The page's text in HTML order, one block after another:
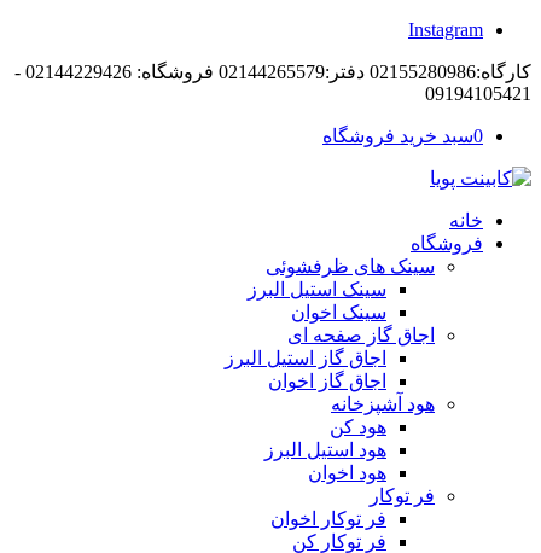
Instagram
کارگاه:02155280986 دفتر:02144265579 فروشگاه: 02144229426 -
09194105421
0سبد خرید فروشگاه
خانه
فروشگاه
سینک های ظرفشوئی
سینک استیل البرز
سینک اخوان
اجاق گاز صفحه ای
اجاق گاز استیل البرز
اجاق گاز اخوان
هود آشپزخانه
هود کن
هود استیل البرز
هود اخوان
فر توکار
فر توکار اخوان
فر توکار کن